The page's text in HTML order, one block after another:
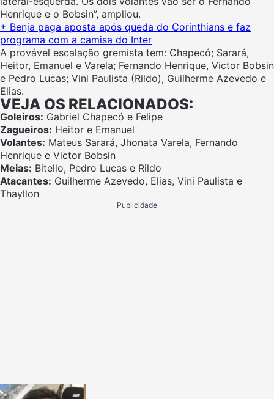
Henrique e o Bobsin”, ampliou.
+ Benja paga aposta após queda do Corinthians e faz
programa com a camisa do Inter
A provável escalação gremista tem: Chapecó; Sarará,
Heitor, Emanuel e Varela; Fernando Henrique, Victor Bobsin
e Pedro Lucas; Vini Paulista (Rildo), Guilherme Azevedo e
Elias.
VEJA OS RELACIONADOS:
Goleiros: Gabriel Chapecó e Felipe
Zagueiros: Heitor e Emanuel
Volantes: Mateus Sarará, Jhonata Varela, Fernando
Henrique e Victor Bobsin
Meias: Bitello, Pedro Lucas e Rildo
Atacantes: Guilherme Azevedo, Elias, Vini Paulista e
Thayllon
Publicidade